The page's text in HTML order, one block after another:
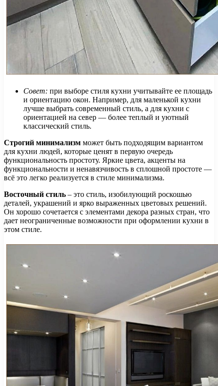
Совет: при выборе стиля кухни учитывайте ее площадь
и ориентацию окон. Например, для маленькой кухни
лучше выбрать современный стиль, а для кухни с
ориентацией на север — более теплый и уютный
классический стиль.
Строгий минимализм может быть подходящим вариантом
для кухни людей, которые ценят в первую очередь
функциональность простоту. Яркие цвета, акценты на
функциональности и ненавязчивость в сплошной простоте —
всё это легко реализуется в стиле минимализма.
Восточный стиль – это стиль, изобилующий роскошью
деталей, украшений и ярко выраженных цветовых решений.
Он хорошо сочетается с элементами декора разных стран, что
дает неограниченные возможности при оформлении кухни в
этом стиле.